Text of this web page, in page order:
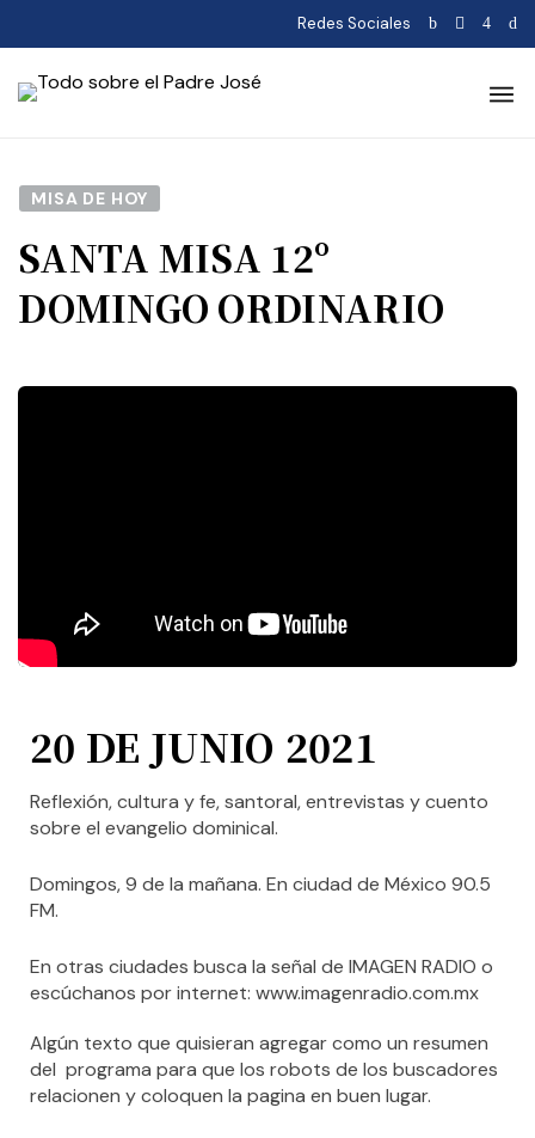
Redes Sociales
MISA DE HOY
SANTA MISA 12º
DOMINGO ORDINARIO
20 DE JUNIO 2021
Reflexión, cultura y fe, santoral, entrevistas y cuento
sobre el evangelio dominical.
Domingos, 9 de la mañana. En ciudad de México 90.5
FM.
En otras ciudades busca la señal de IMAGEN RADIO o
escúchanos por internet: www.imagenradio.com.mx
Algún texto que quisieran agregar como un resumen
del programa para que los robots de los buscadores
relacionen y coloquen la pagina en buen lugar.